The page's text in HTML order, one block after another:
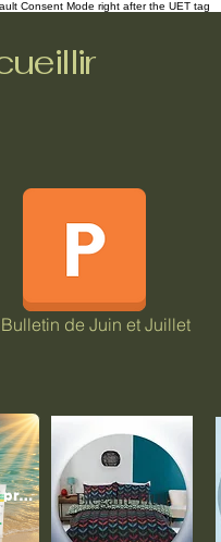
Consent Mode right after the UET tag
de Juin et Juillet
Tous les produits